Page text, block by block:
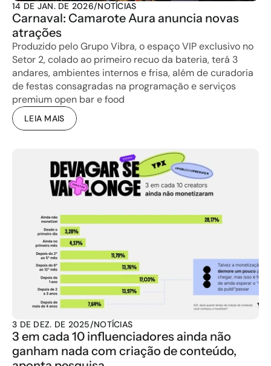
14 DE JAN. DE 2026/NOTÍCIAS
Carnaval: Camarote Aura anuncia novas
atrações
Produzido pelo Grupo Vibra, o espaço VIP exclusivo no
Setor 2, colado ao primeiro recuo da bateria, terá 3
andares, ambientes internos e frisa, além de curadoria
de festas consagradas na programação e serviços
premium open bar e food
LEIA MAIS
3 DE DEZ. DE 2025/NOTÍCIAS
3 em cada 10 influenciadores ainda não
ganham nada com criação de conteúdo,